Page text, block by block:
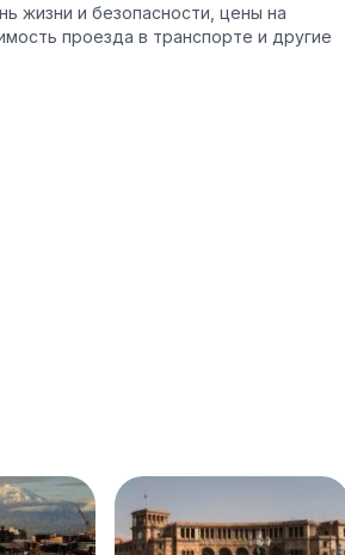
жизни и безопасности, цены на
проезда в транспорте и другие